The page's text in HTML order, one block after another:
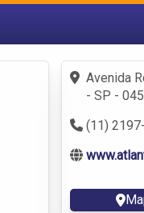
Fazer login
Criar conta
Avenida
- SP -
(11)